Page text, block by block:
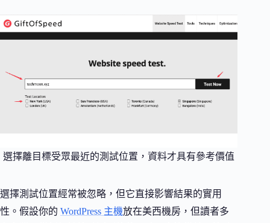
選擇離目標受眾最近的測試位置，資料才具有參考價值
選擇測試位置經常被忽略，但它直接影響結果的實用
性。假設你的 WordPress 主機放在美西機房，但讀者多